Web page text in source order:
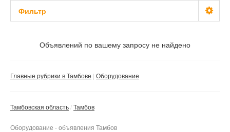
Фильтр
Объявлений по вашему запросу не найдено
Главные рубрики в Тамбове Оборудование
Тамбовская область Тамбов
Оборудование - объявления Тамбов